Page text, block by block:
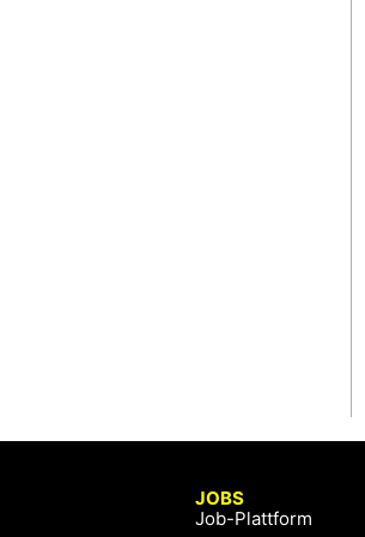
JOBS
Job-Plattform